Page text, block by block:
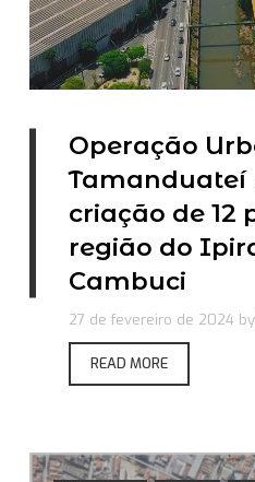
Operação
Tamanduateí
criação de 12
região do
Cambuci
27 de fevereiro de 2024 by
READ MORE